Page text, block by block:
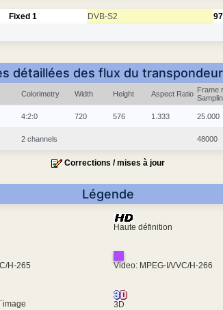
Fixed 1 DVB-S2
détaillées des flux du
Colorimetry Width Height Aspect Ratio Frame
4:2:0 720 576 1.333 25.000
2 channels 48000
Corrections / mises à jour
Légende
Haute définition
H-265 Video: MPEG-I/VVC/H-266
3D